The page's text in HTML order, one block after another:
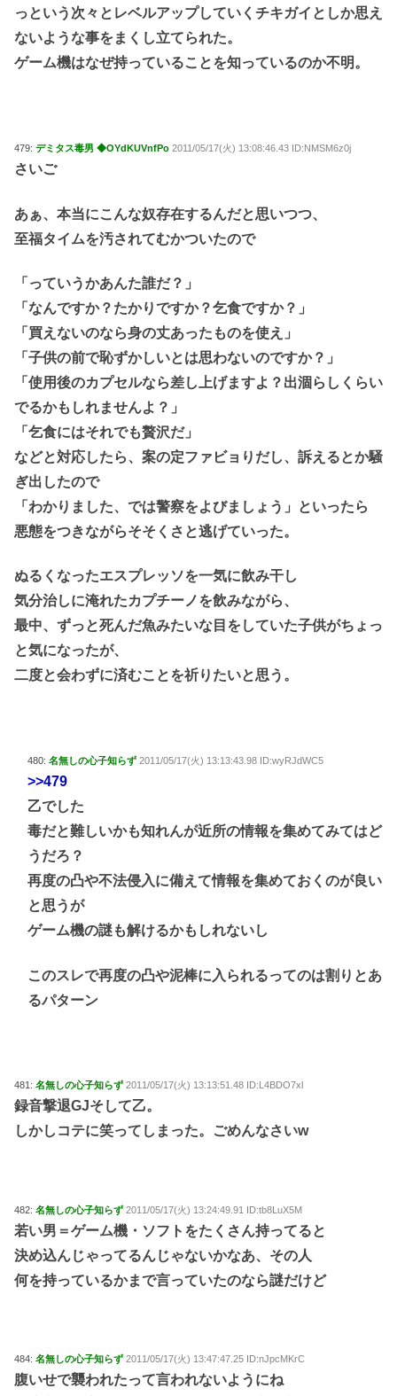
っという次々とレベルアップしていくチキガイとしか思え
ないような事をまくし立てられた。
ゲーム機はなぜ持っていることを知っているのか不明。
479: デミタス毒男 ◆OYdKUVnfPo 2011/05/17(火) 13:08:46.43 ID:NMSM6z0j
さいご
あぁ、本当にこんな奴存在するんだと思いつつ、
至福タイムを汚されてむかついたので
「っていうかあんた誰だ？」
「なんですか？たかりですか？乞食ですか？」
「買えないのなら身の丈あったものを使え」
「子供の前で恥ずかしいとは思わないのですか？」
「使用後のカプセルなら差し上げますよ？出涸らしくらい
でるかもしれませんよ？」
「乞食にはそれでも贅沢だ」
などと対応したら、案の定ファビョりだし、訴えるとか騒
ぎ出したので
「わかりました、では警察をよびましょう」といったら
悪態をつきながらそそくさと逃げていった。
ぬるくなったエスプレッソを一気に飲み干し
気分治しに淹れたカプチーノを飲みながら、
最中、ずっと死んだ魚みたいな目をしていた子供がちょっ
と気になったが、
二度と会わずに済むことを祈りたいと思う。
480: 名無しの心子知らず 2011/05/17(火) 13:13:43.98 ID:wyRJdWC5
>>479
乙でした
毒だと難しいかも知れんが近所の情報を集めてみてはど
うだろ？
再度の凸や不法侵入に備えて情報を集めておくのが良い
と思うが
ゲーム機の謎も解けるかもしれないし
このスレで再度の凸や泥棒に入られるってのは割りとあ
るパターン
481: 名無しの心子知らず 2011/05/17(火) 13:13:51.48 ID:L4BDO7xl
録音撃退GJそして乙。
しかしコテに笑ってしまった。ごめんなさいw
482: 名無しの心子知らず 2011/05/17(火) 13:24:49.91 ID:tb8LuX5M
若い男＝ゲーム機・ソフトをたくさん持ってると
決め込んじゃってるんじゃないかなあ、その人
何を持っているかまで言っていたのなら謎だけど
484: 名無しの心子知らず 2011/05/17(火) 13:47:47.25 ID:nJpcMKrC
腹いせで襲われたって言われないようにね